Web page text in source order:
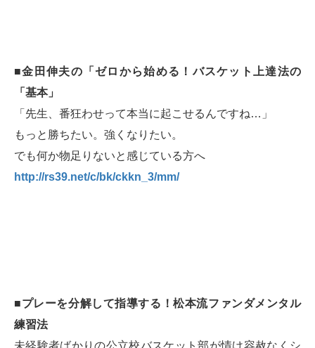
■金田伸夫の「ゼロから始める！バスケット上達法の
「基本」
「先生、番狂わせって本当に起こせるんですね…」
もっと勝ちたい。強くなりたい。
でも何か物足りないと感じている方へ
http://rs39.net/c/bk/ckkn_3/mm/
■プレーを分解して指導する！松本流ファンダメンタル
練習法
未経験者ばかりの公立校バスケット部が情け容赦なくシ